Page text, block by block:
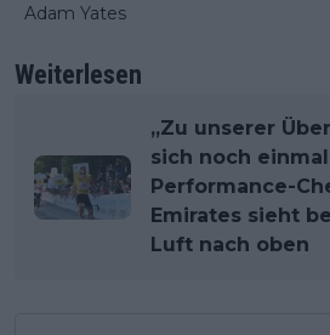
Adam Yates
Weiterlesen
„Zu unserer
sich noch
Performance-
Emirates sieht
Luft nach oben